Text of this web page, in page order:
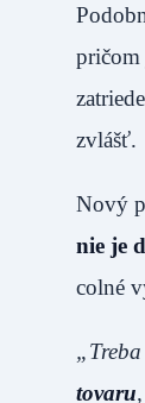
pričom
zvlášť.
Nový
nie je
colné
tovaru